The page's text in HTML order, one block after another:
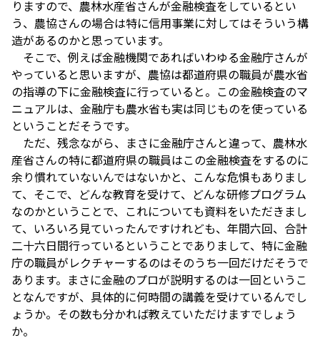
りますので、農林水産省さんが金融検査をしているとい
う、農協さんの場合は特に信用事業に対してはそういう構
造があるのかと思っています。
そこで、例えば金融機関であればいわゆる金融庁さんが
やっていると思いますが、農協は都道府県の職員が農水省
の指導の下に金融検査に行っていると。この金融検査のマ
ニュアルは、金融庁も農水省も実は同じものを使っている
ということだそうです。
ただ、残念ながら、まさに金融庁さんと違って、農林水
産省さんの特に都道府県の職員はこの金融検査をするのに
余り慣れていないんではないかと、こんな危惧もありまし
て、そこで、どんな教育を受けて、どんな研修プログラム
なのかということで、これについても資料をいただきまし
て、いろいろ見ていったんですけれども、年間六回、合計
二十六日間行っているということでありまして、特に金融
庁の職員がレクチャーするのはそのうち一回だけだそうで
あります。まさに金融のプロが説明するのは一回というこ
となんですが、具体的に何時間の講義を受けているんでし
ょうか。その数も分かれば教えていただけますでしょう
か。